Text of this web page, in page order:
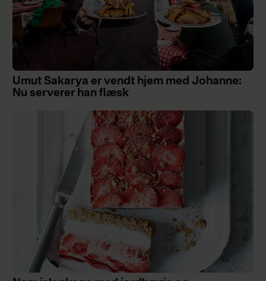
Umut Sakarya er vendt hjem med Johanne:
Nu serverer han flæsk